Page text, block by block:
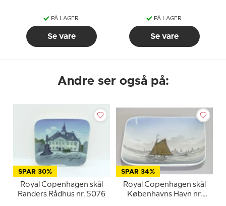
PÅ LAGER
Se vare
PÅ LAGER
Se vare
Andre ser også på:
SPAR 30%
Royal Copenhagen skål
Randers Rådhus nr. 5076
SPAR 34%
Royal Copenhagen skål
Københavns Havn nr.